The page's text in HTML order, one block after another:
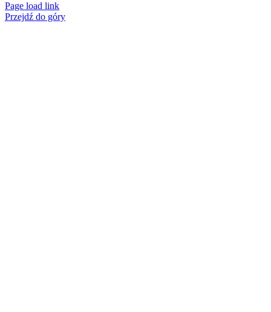
Page load link
Przejdź do góry